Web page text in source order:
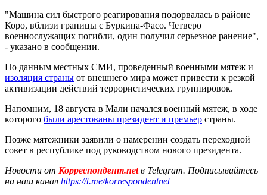
"Машина сил быстрого реагирования подорвалась в районе
Коро, вблизи границы с Буркина-Фасо. Четверо
военнослужащих погибли, один получил серьезное ранение",
- указано в сообщении.
По данным местных СМИ, проведенный военными мятеж и
изоляция страны от внешнего мира может привести к резкой
активизации действий террористических группировок.
Напомним, 18 августа в Мали начался военный мятеж, в ходе
которого были арестованы президент и премьер страны.
Позже мятежники заявили о намерении создать переходной
совет в республике под руководством нового президента.
Новости от Корреспондент.netв Telegram. Подписывайтесь
на наш канал https://t.me/korrespondentnet